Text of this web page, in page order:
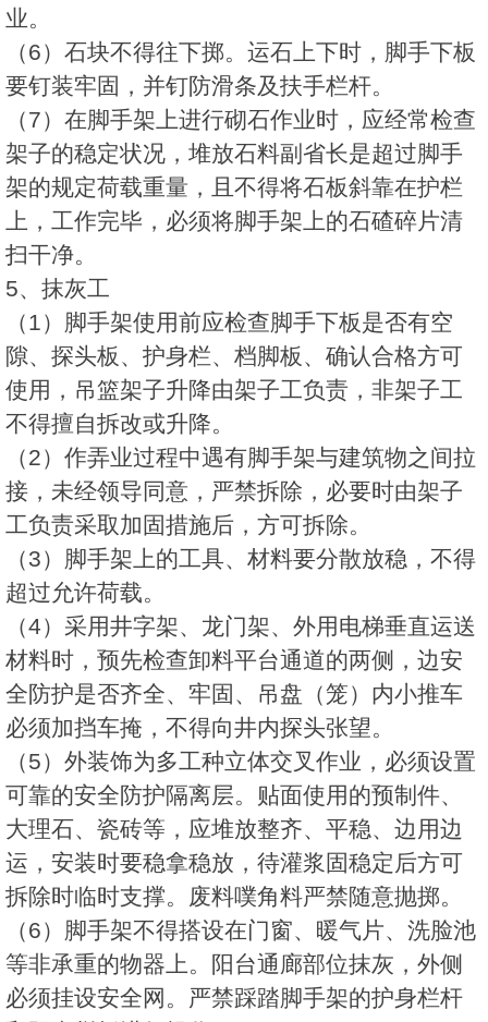
业。
（6）石块不得往下掷。运石上下时，脚手下板
要钉装牢固，并钉防滑条及扶手栏杆。
（7）在脚手架上进行砌石作业时，应经常检查
架子的稳定状况，堆放石料副省长是超过脚手
架的规定荷载重量，且不得将石板斜靠在护栏
上，工作完毕，必须将脚手架上的石碴碎片清
扫干净。
5、抹灰工
（1）脚手架使用前应检查脚手下板是否有空
隙、探头板、护身栏、档脚板、确认合格方可
使用，吊篮架子升降由架子工负责，非架子工
不得擅自拆改或升降。
（2）作弄业过程中遇有脚手架与建筑物之间拉
接，未经领导同意，严禁拆除，必要时由架子
工负责采取加固措施后，方可拆除。
（3）脚手架上的工具、材料要分散放稳，不得
超过允许荷载。
（4）采用井字架、龙门架、外用电梯垂直运送
材料时，预先检查卸料平台通道的两侧，边安
全防护是否齐全、牢固、吊盘（笼）内小推车
必须加挡车掩，不得向井内探头张望。
（5）外装饰为多工种立体交叉作业，必须设置
可靠的安全防护隔离层。贴面使用的预制件、
大理石、瓷砖等，应堆放整齐、平稳、边用边
运，安装时要稳拿稳放，待灌浆固稳定后方可
拆除时临时支撑。废料噗角料严禁随意抛掷。
（6）脚手架不得搭设在门窗、暖气片、洗脸池
等非承重的物器上。阳台通廊部位抹灰，外侧
必须挂设安全网。严禁踩踏脚手架的护身栏杆